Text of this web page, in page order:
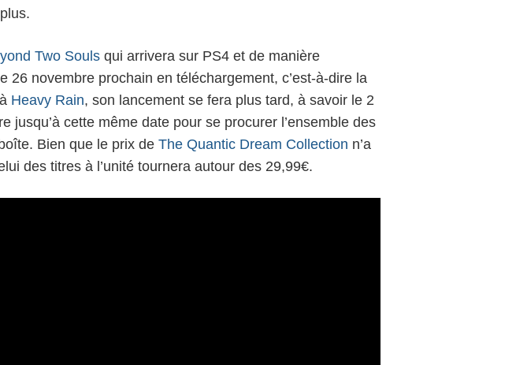
Two Souls qui arrivera sur PS4 et de manière
26 novembre prochain en téléchargement, c’est-à-dire la
Heavy Rain, son lancement se fera plus tard, à savoir le 2
jusqu’à cette même date pour se procurer l’ensemble des
Bien que le prix de The Quantic Dream Collection n’a
des titres à l’unité tournera autour des 29,99€.